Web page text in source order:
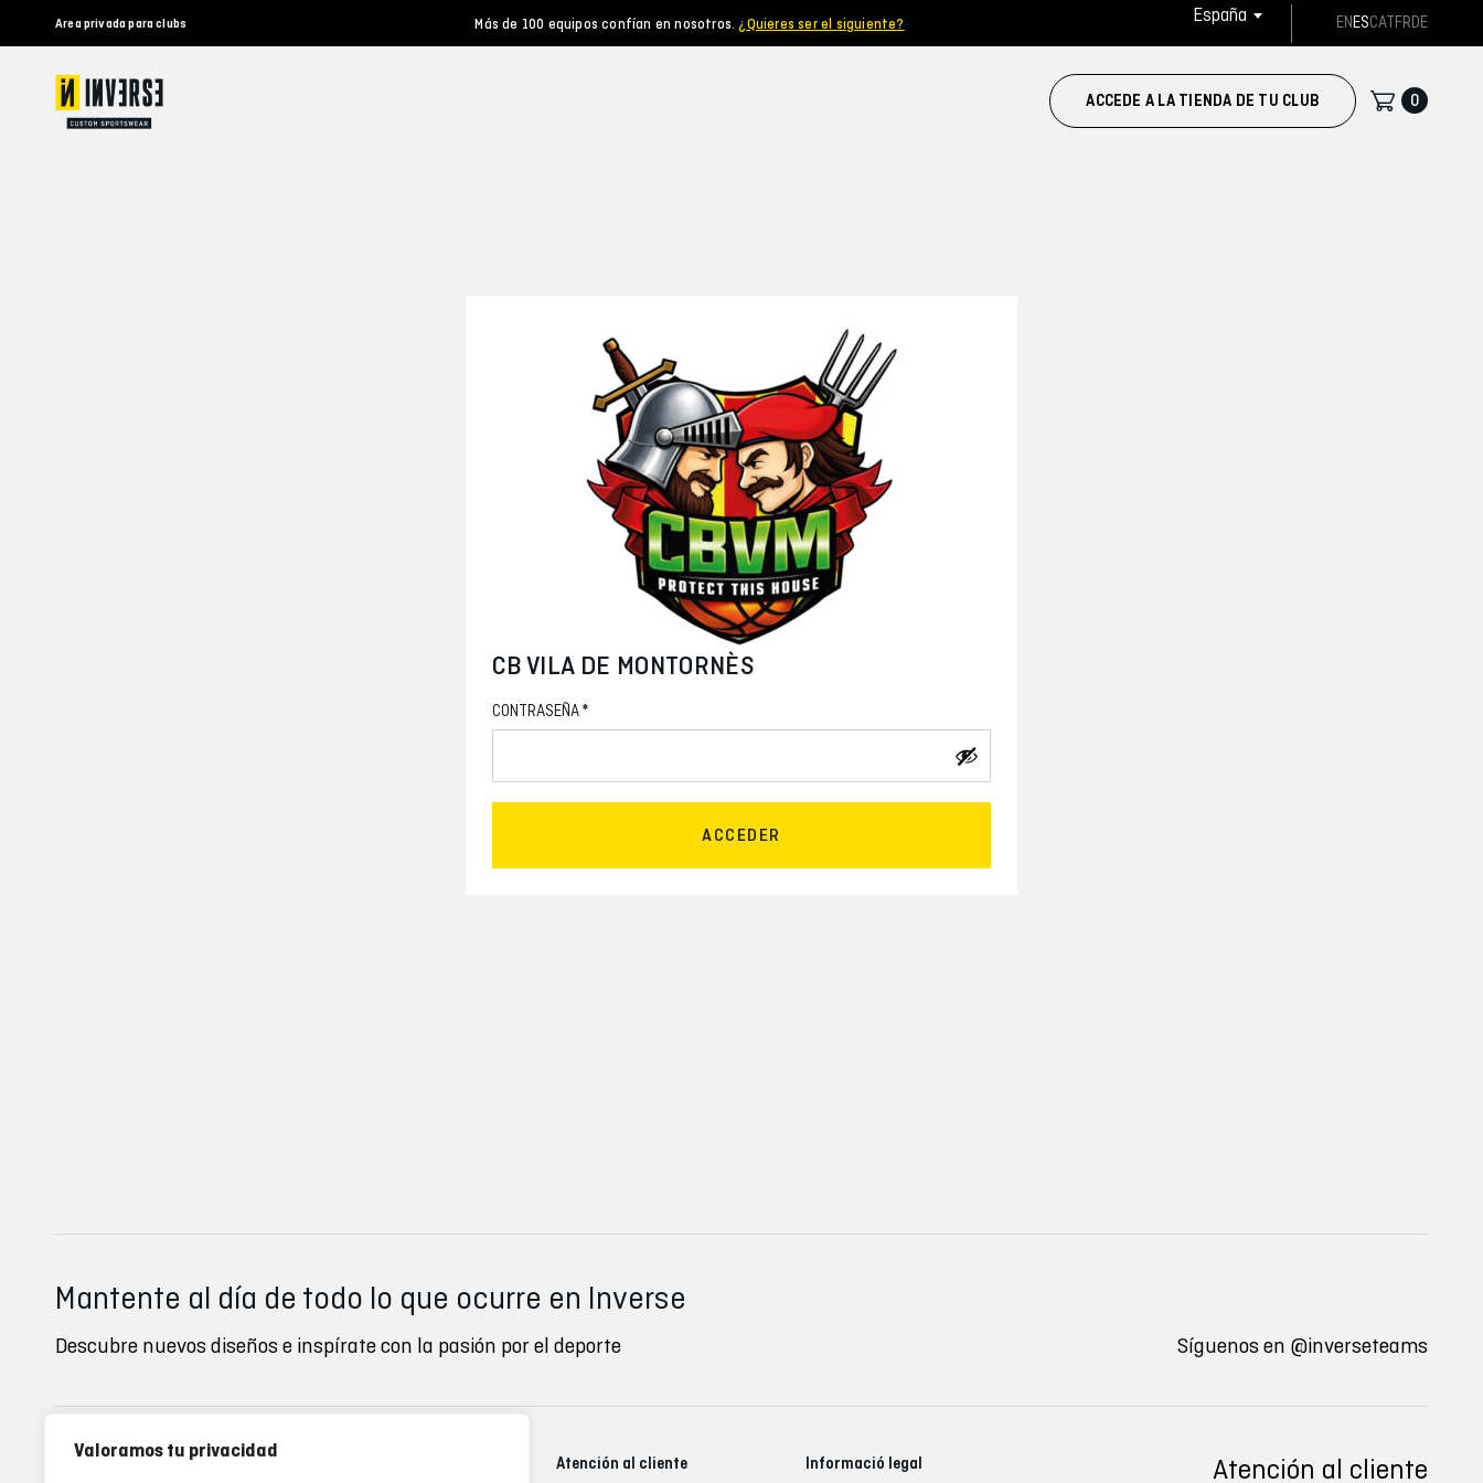
Valoramos tu privacidad
Area privada para clubs Más de 100 equipos confían en nosotros. ¿Quieres ser el siguiente? España EN ESCATFRDE
ACCEDE A LA TIENDA DE TU CLUB 0
CB VILA DE MONTORNÈS
CONTRASEÑA*
ACCEDER
Mantente al día de todo lo que ocurre en Inverse
Descubre nuevos diseños e inspírate con la pasión por el deporte Síguenos en @inverseteams
Atención al cliente Informació legal Atención al cliente